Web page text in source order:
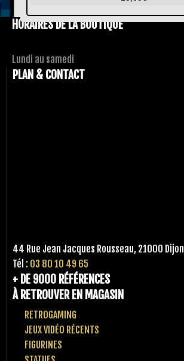
HORAIRES DE LA BOUTIQUE
Lundi au samedi
PLAN & CONTACT
44 Rue Jean Jacques Rousseau, 21000 Dijon
Tél : 03 80 10 49 65
+ DE 9000 RÉFÉRENCES
À RETROUVER EN MAGASIN
RETROGAMING
JEUX VIDÉO RÉCENTS
FIGURINES